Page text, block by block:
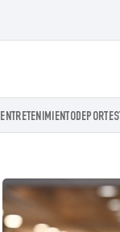
ENTRETENIMIENTODEPORTES